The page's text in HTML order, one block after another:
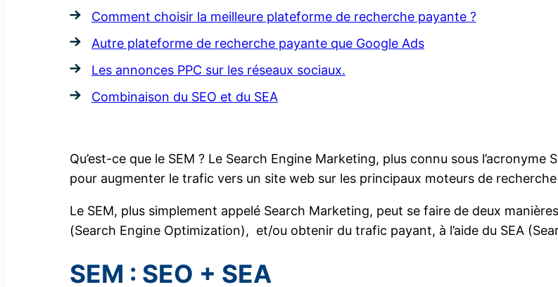
Comment choisir la meilleure plateforme de recherche payante ?
Autre plateforme de recherche payante que Google Ads
Les annonces PPC sur les réseaux sociaux.
Combinaison du SEO et du SEA
Qu’est-ce que le SEM ? Le Search Engine Marketing, plus connu sous
pour augmenter le trafic vers un site web sur les principaux moteurs de
Le SEM, plus simplement appelé Search Marketing, peut se faire de deux
(Search Engine Optimization), et/ou obtenir du trafic payant, à l’aide du SEA
SEM : SEO + SEA